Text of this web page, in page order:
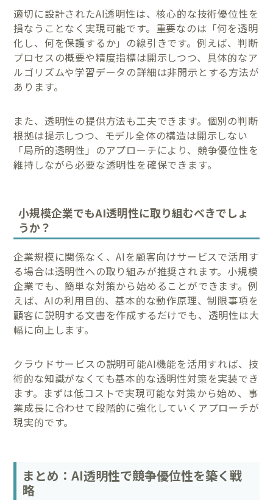
適切に設計されたAI透明性は、核心的な技術優位性を
損なうことなく実現可能です。重要なのは「何を透明
化し、何を保護するか」の線引きです。例えば、判断
プロセスの概要や精度指標は開示しつつ、具体的なア
ルゴリズムや学習データの詳細は非開示とする方法が
あります。
また、透明性の提供方法も工夫できます。個別の判断
根拠は提示しつつ、モデル全体の構造は開示しない
「局所的透明性」のアプローチにより、競争優位性を
維持しながら必要な透明性を確保できます。
小規模企業でもAI透明性に取り組むべきでしょ
うか？
企業規模に関係なく、AIを顧客向けサービスで活用す
る場合は透明性への取り組みが推奨されます。小規模
企業でも、簡単な対策から始めることができます。例
えば、AIの利用目的、基本的な動作原理、制限事項を
顧客に説明する文書を作成するだけでも、透明性は大
幅に向上します。
クラウドサービスの説明可能AI機能を活用すれば、技
術的な知識がなくても基本的な透明性対策を実装でき
ます。まずは低コストで実現可能な対策から始め、事
業成長に合わせて段階的に強化していくアプローチが
現実的です。
まとめ：AI透明性で競争優位性を築く戦
略